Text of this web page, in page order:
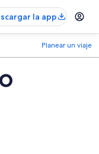
la app
Planear un viaje